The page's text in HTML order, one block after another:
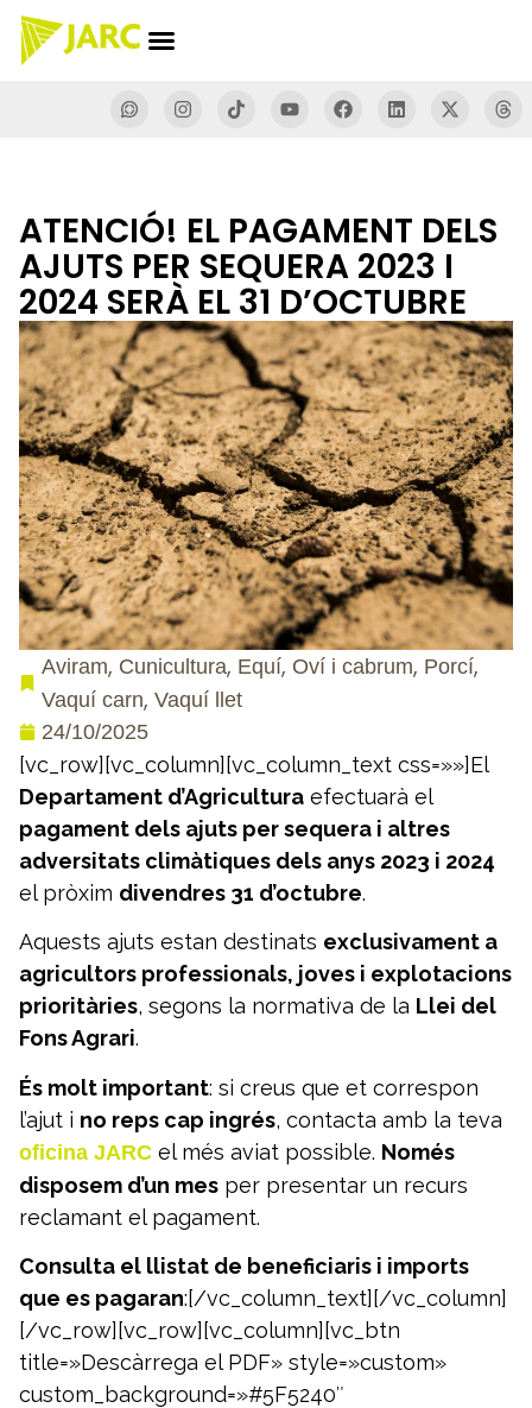
ATENCIÓ! EL PAGAMENT DELS
AJUTS PER SEQUERA 2023 I
2024 SERÀ EL 31 D’OCTUBRE
Aviram, Cunicultura, Equí, Oví i cabrum, Porcí,
Vaquí carn, Vaquí llet
24/10/2025
[vc_row][vc_column][vc_column_text css=»»]El
Departament d’Agricultura efectuarà el
pagament dels ajuts per sequera i altres
adversitats climàtiques dels anys 2023 i 2024
el pròxim divendres 31 d’octubre.
Aquests ajuts estan destinats exclusivament a
agricultors professionals, joves i explotacions
prioritàries, segons la normativa de la Llei del
Fons Agrari.
És molt important: si creus que et correspon
l’ajut i no reps cap ingrés, contacta amb la teva
oficina JARC el més aviat possible. Només
disposem d’un mes per presentar un recurs
reclamant el pagament.
Consulta el llistat de beneficiaris i imports
que es pagaran:[/vc_column_text][/vc_column]
[/vc_row][vc_row][vc_column][vc_btn
title=»Descàrrega el PDF» style=»custom»
custom_background=»#5F5240″